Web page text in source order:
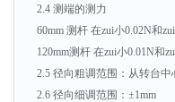
2.4 测端的测力
60mm 测杆 在zui小0.02N和
120mm测杆 在zui小0.01N和
2.5 径向粗调范围：从转台
2.6 径向细调范围：±1mm